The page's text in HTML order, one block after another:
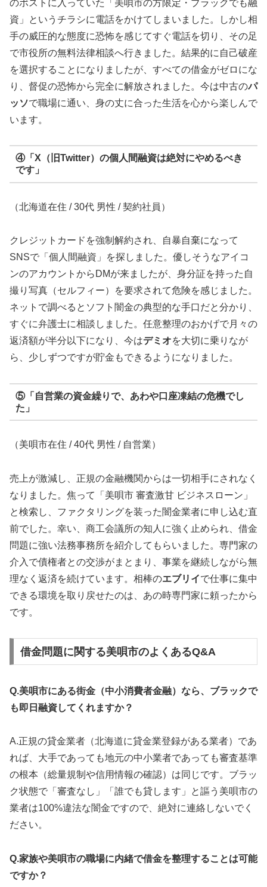
のポストに入っていた「美唄市の方限定・ブラックでも融
資」というチラシに電話をかけてしまいました。しかし相
手の威圧的な態度に恐怖を感じてすぐ電話を切り、その足
で市役所の無料法律相談へ行きました。結果的に自己破産
を選択することになりましたが、すべての借金がゼロにな
り、督促の恐怖から完全に解放されました。今は中古のパ
ッソで職場に通い、身の丈に合った生活を心から楽しんで
います。
④「X（旧Twitter）の個人間融資は絶対にやめるべき
です」
（北海道在住 / 30代 男性 / 契約社員）
クレジットカードを強制解約され、自暴自棄になって
SNSで「個人間融資」を探しました。優しそうなアイコ
ンのアカウントからDMが来ましたが、身分証を持った自
撮り写真（セルフィー）を要求されて危険を感じました。
ネットで調べるとソフト闇金の典型的な手口だと分かり、
すぐに弁護士に相談しました。任意整理のおかげで月々の
返済額が半分以下になり、今はデミオを大切に乗りなが
ら、少しずつですが貯金もできるようになりました。
⑤「自営業の資金繰りで、あわや口座凍結の危機でし
た」
（美唄市在住 / 40代 男性 / 自営業）
売上が激減し、正規の金融機関からは一切相手にされなく
なりました。焦って「美唄市 審査激甘 ビジネスローン」
と検索し、ファクタリングを装った闇金業者に申し込む直
前でした。幸い、商工会議所の知人に強く止められ、借金
問題に強い法務事務所を紹介してもらいました。専門家の
介入で債権者との交渉がまとまり、事業を継続しながら無
理なく返済を続けています。相棒のエブリイで仕事に集中
できる環境を取り戻せたのは、あの時専門家に頼ったから
です。
借金問題に関する美唄市のよくあるQ&A
Q.美唄市にある街金（中小消費者金融）なら、ブラックで
も即日融資してくれますか？
A.正規の貸金業者（北海道に貸金業登録がある業者）であ
れば、大手であっても地元の中小業者であっても審査基準
の根本（総量規制や信用情報の確認）は同じです。ブラッ
ク状態で「審査なし」「誰でも貸します」と謳う美唄市の
業者は100%違法な闇金ですので、絶対に連絡しないでく
ださい。
Q.家族や美唄市の職場に内緒で借金を整理することは可能
ですか？